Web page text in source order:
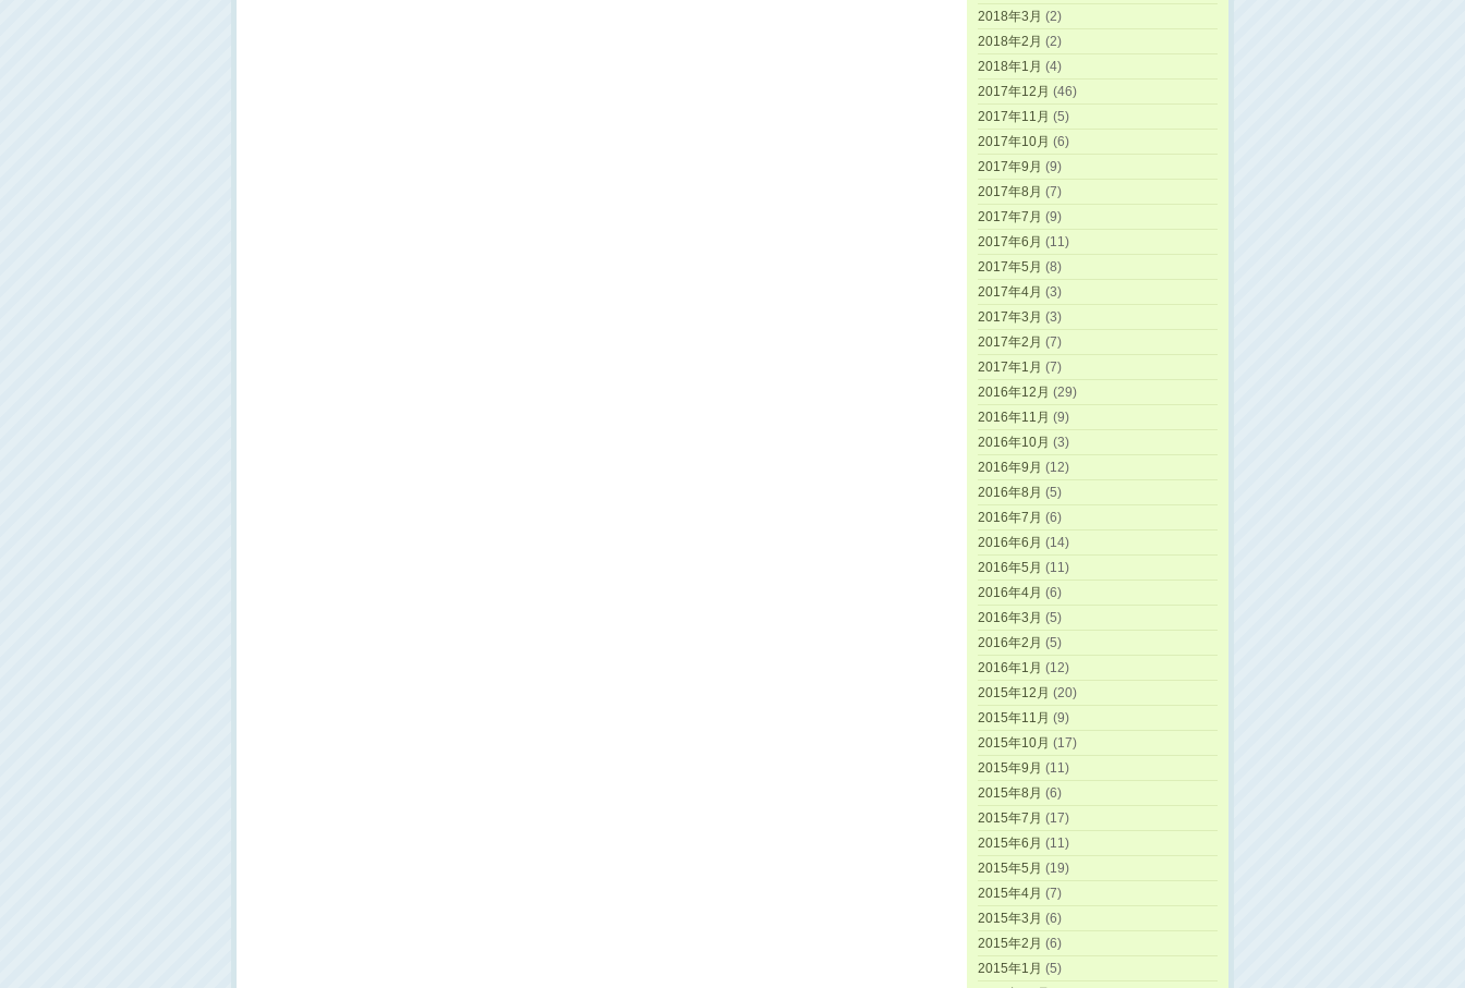
2018年3月 (2)
2018年2月 (2)
2018年1月 (4)
2017年12月 (46)
2017年11月 (5)
2017年10月 (6)
2017年9月 (9)
2017年8月 (7)
2017年7月 (9)
2017年6月 (11)
2017年5月 (8)
2017年4月 (3)
2017年3月 (3)
2017年2月 (7)
2017年1月 (7)
2016年12月 (29)
2016年11月 (9)
2016年10月 (3)
2016年9月 (12)
2016年8月 (5)
2016年7月 (6)
2016年6月 (14)
2016年5月 (11)
2016年4月 (6)
2016年3月 (5)
2016年2月 (5)
2016年1月 (12)
2015年12月 (20)
2015年11月 (9)
2015年10月 (17)
2015年9月 (11)
2015年8月 (6)
2015年7月 (17)
2015年6月 (11)
2015年5月 (19)
2015年4月 (7)
2015年3月 (6)
2015年2月 (6)
2015年1月 (5)